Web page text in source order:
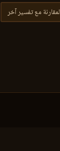
مع تفسير آخر